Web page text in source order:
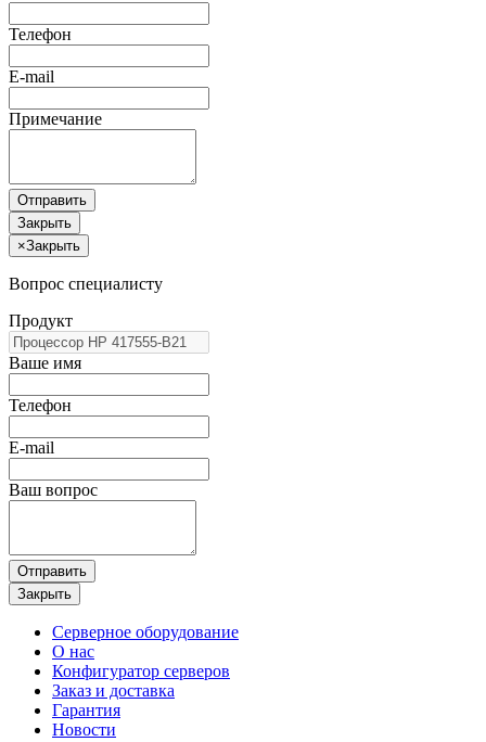
Телефон
E-mail
Примечание
Отправить
Закрыть
×Закрыть
Вопрос специалисту
Продукт
Ваше имя
Телефон
E-mail
Ваш вопрос
Отправить
Закрыть
Серверное оборудование
О нас
Конфигуратор серверов
Заказ и доставка
Гарантия
Новости